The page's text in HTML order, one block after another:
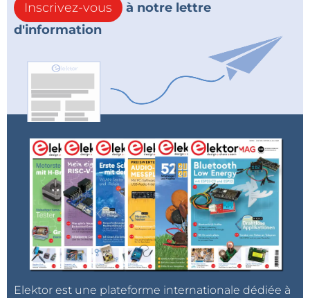
Inscrivez-vous
à notre lettre
d'information
Elektor est une plateforme internationale dédiée à